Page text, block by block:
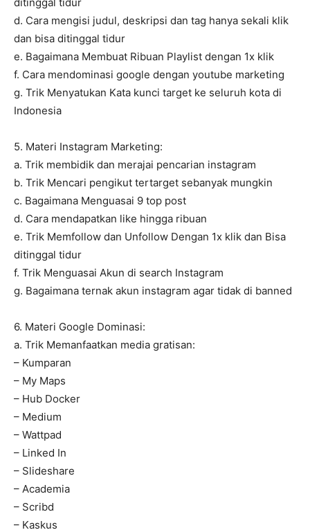
d. Cara mengisi judul, deskripsi dan tag hanya sekali klik
dan bisa ditinggal tidur
e. Bagaimana Membuat Ribuan Playlist dengan 1x klik
f. Cara mendominasi google dengan youtube marketing
g. Trik Menyatukan Kata kunci target ke seluruh kota di
Indonesia
5. Materi Instagram Marketing:
a. Trik membidik dan merajai pencarian instagram
b. Trik Mencari pengikut tertarget sebanyak mungkin
c. Bagaimana Menguasai 9 top post
d. Cara mendapatkan like hingga ribuan
e. Trik Memfollow dan Unfollow Dengan 1x klik dan Bisa
ditinggal tidur
f. Trik Menguasai Akun di search Instagram
g. Bagaimana ternak akun instagram agar tidak di banned
6. Materi Google Dominasi:
a. Trik Memanfaatkan media gratisan:
– Kumparan
– My Maps
– Hub Docker
– Medium
– Wattpad
– Linked In
– Slideshare
– Academia
– Scribd
– Kaskus